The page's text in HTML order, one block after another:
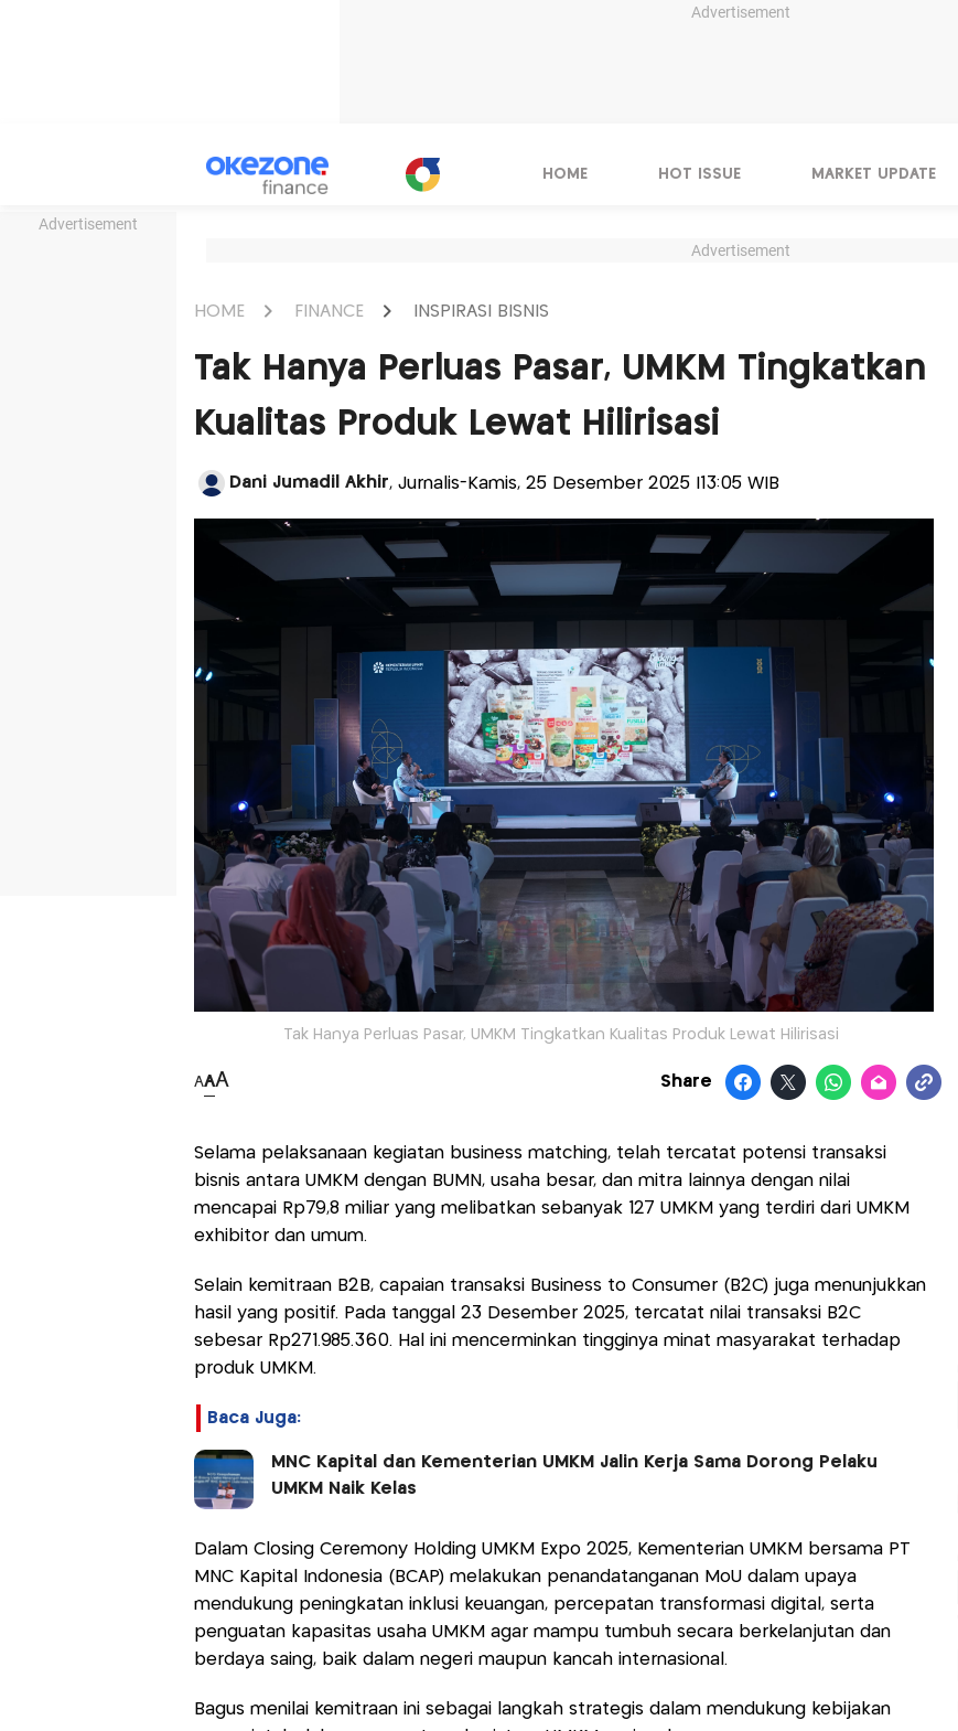
Advertisement
Advertisement
HOME HOT ISSUE MARKET UPDATE
Advertisement
HOME FINANCE INSPIRASI BISNIS
Tak Hanya Perluas Pasar, UMKM Tingkatkan
Kualitas Produk Lewat Hilirisasi
Dani Jumadil Akhir, Jurnalis-Kamis, 25 Desember 2025 |13:05 WIB
Tak Hanya Perluas Pasar, UMKM Tingkatkan Kualitas Produk Lewat Hilirisasi
AAA Share
Selama pelaksanaan kegiatan business matching, telah tercatat potensi transaksi
bisnis antara UMKM dengan BUMN, usaha besar, dan mitra lainnya dengan nilai
mencapai Rp79,8 miliar yang melibatkan sebanyak 127 UMKM yang terdiri dari UMKM
exhibitor dan umum.
Selain kemitraan B2B, capaian transaksi Business to Consumer (B2C) juga menunjukkan
hasil yang positif. Pada tanggal 23 Desember 2025, tercatat nilai transaksi B2C
sebesar Rp271.985.360. Hal ini mencerminkan tingginya minat masyarakat terhadap
produk UMKM.
Baca Juga:
MNC Kapital dan Kementerian UMKM Jalin Kerja Sama Dorong Pelaku
UMKM Naik Kelas
Dalam Closing Ceremony Holding UMKM Expo 2025, Kementerian UMKM bersama PT
MNC Kapital Indonesia (BCAP) melakukan penandatanganan MoU dalam upaya
mendukung peningkatan inklusi keuangan, percepatan transformasi digital, serta
penguatan kapasitas usaha UMKM agar mampu tumbuh secara berkelanjutan dan
berdaya saing, baik dalam negeri maupun kancah internasional.
Bagus menilai kemitraan ini sebagai langkah strategis dalam mendukung kebijakan